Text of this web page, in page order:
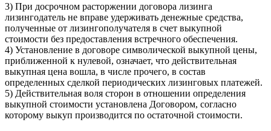
3) При досрочном расторжении договора лизинга
лизингодатель не вправе удерживать денежные средства,
полученные от лизингополучателя в счет выкупной
стоимости без предоставления встречного обеспечения.
4) Установление в договоре символической выкупной цены,
приближенной к нулевой, означает, что действительная
выкупная цена вошла, в числе прочего, в состав
определенных сделкой периодических лизинговых платежей.
5) Действительная воля сторон в отношении определения
выкупной стоимости установлена Договором, согласно
которому выкуп производится по остаточной стоимости.